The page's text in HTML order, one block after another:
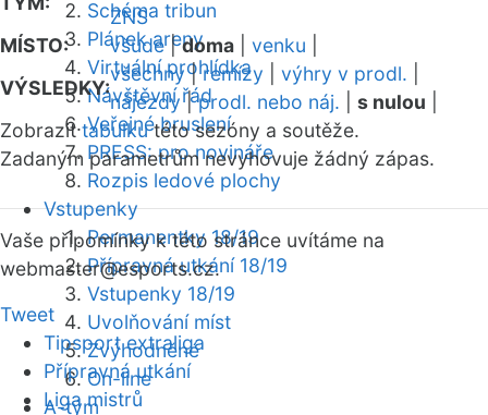
Schéma tribun
Plánek areny
Virtuální prohlídka
Návštěvní řád
Veřejné bruslení
PRESS: pro novináře
Rozpis ledové plochy
Vstupenky
Permanentky 18/19
Přípravná utkání 18/19
Vstupenky 18/19
Uvolňování míst
Zvýhodněné
On-line
A-tým
ZNS
MÍSTO:
všude|doma venku
VÝSLEDKY:
všechny|remízy výhry v prodl.
nájezdy|prodl. nebo náj. s nulou
Zobrazittabulkutéto sezóny a soutěže.
Zadaným parametrům nevyhovuje žádný zápas.
Vaše připomínky k této stránce uvítáme na
webmaster@esports.cz.
Tweet
Tipsport extraliga
Přípravná utkání
Liga mistrů